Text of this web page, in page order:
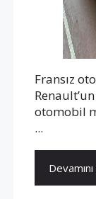
Fransız
otomobil
...